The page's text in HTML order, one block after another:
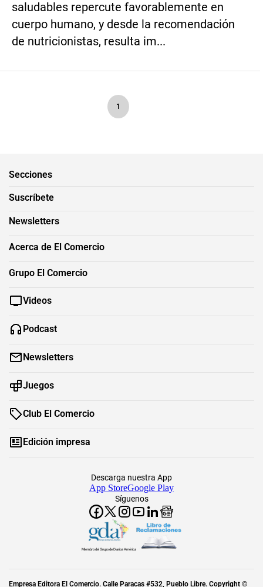
saludables repercute favorablemente en
cuerpo humano, y desde la recomendación
de nutricionistas, resulta im...
1
Secciones
Suscríbete
Newsletters
Acerca de El Comercio
Grupo El Comercio
Videos
Podcast
Newsletters
Juegos
Club El Comercio
Edición impresa
Síguenos
Descarga nuestra App
App StoreGoogle Play
Miembro del Grupo de Diarios América
Empresa Editora El Comercio. Calle Paracas #532, Pueblo Libre. Copyright ©